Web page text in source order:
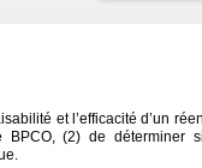
et l’efficacité d’un
(2) de déterminer